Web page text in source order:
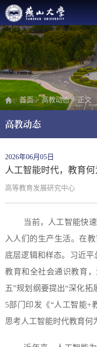
首页>高教动态> 正文
高教动态
2026年06月05日
人工智能时代，教育何
高等教育发展研究中心
当前，人工智能快
入人们的生产生活。在
底层逻辑和样态。习近
教育和全社会通识教育
五”规划纲要提出“深化拓
5部门印发《“人工智能+
思考人工智能时代教育何